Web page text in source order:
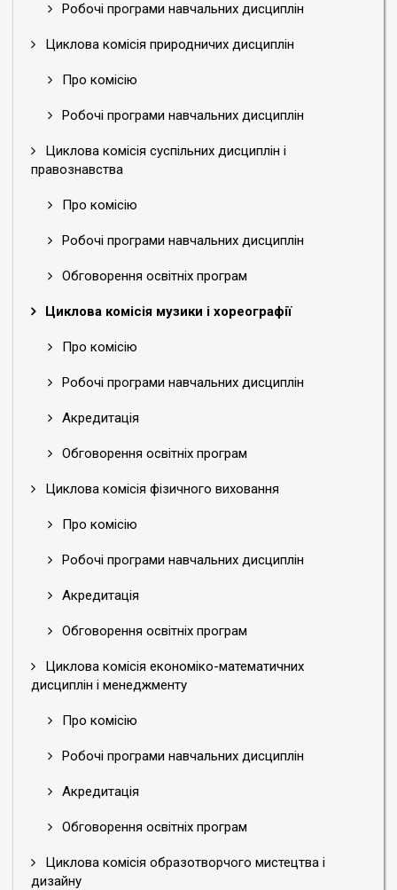
Робочі програми навчальних дисциплін
Циклова комісія природничих дисциплін
Про комісію
Робочі програми навчальних дисциплін
Циклова комісія суспільних дисциплін і
правознавства
Про комісію
Робочі програми навчальних дисциплін
Обговорення освітніх програм
Циклова комісія музики і хореографії
Про комісію
Робочі програми навчальних дисциплін
Акредитація
Обговорення освітніх програм
Циклова комісія фізичного виховання
Про комісію
Робочі програми навчальних дисциплін
Акредитація
Обговорення освітніх програм
Циклова комісія економіко-математичних
дисциплін і менеджменту
Про комісію
Робочі програми навчальних дисциплін
Акредитація
Обговорення освітніх програм
Циклова комісія образотворчого мистецтва і
дизайну